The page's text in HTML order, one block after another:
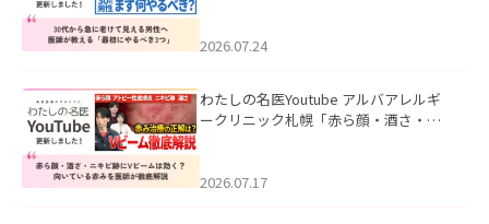
た。
2026.07.24
わたしの名医Youtube アルバアレルギ
ークリニック札幌「赤ら顔・酒さ・ニ
した。
2026.07.17